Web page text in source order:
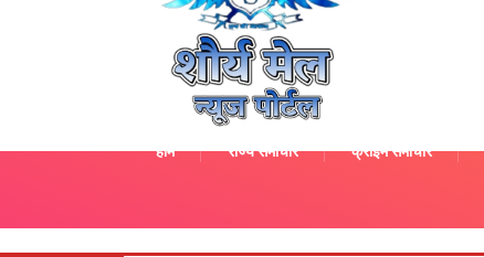
होम राज्य समाचार क्राइम समाचार